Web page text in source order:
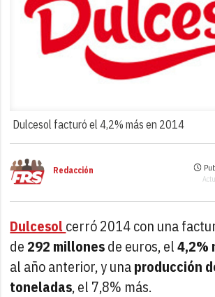
Dulcesol facturó el 4,2% más en 2014
Redacción
Dulcesolcerró 2014 con una
de292 millonesde euros, el4,2%
al año anterior, y unaproducción
toneladas, el 7,8% más.